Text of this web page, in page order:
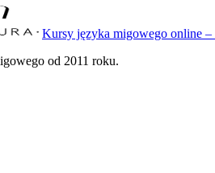
Kursy języka migowego online
od 2011 roku.